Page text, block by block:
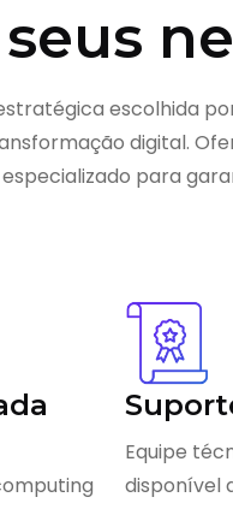
escolhida
digital.
para
Equipe
disponível